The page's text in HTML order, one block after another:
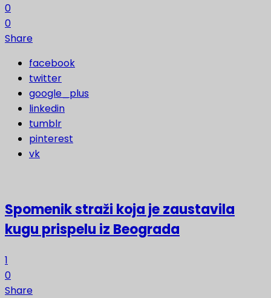
0
0
Share
facebook
twitter
google_plus
linkedin
tumblr
pinterest
vk
Spomenik straži koja je zaustavila
kugu prispelu iz Beograda
1
0
Share